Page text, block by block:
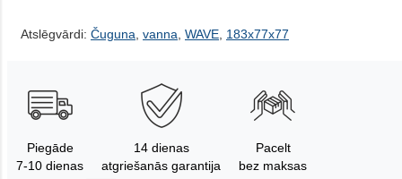
Atslēgvārdi: Čuguna vanna WAVE 183x77x77
Piegāde
7-10 dienas
14 dienas
atgriešanās garantija
Pacelt
bez maksas